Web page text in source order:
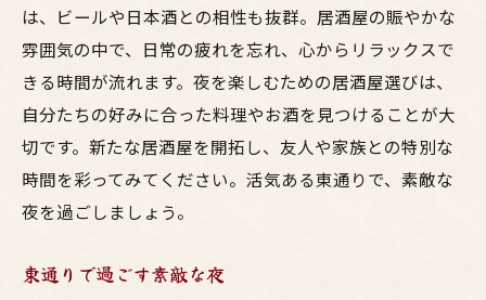
は、ビールや日本酒との相性も抜群。居酒屋の賑やかな
雰囲気の中で、日常の疲れを忘れ、心からリラックスで
きる時間が流れます。夜を楽しむための居酒屋選びは、
自分たちの好みに合った料理やお酒を見つけることが大
切です。新たな居酒屋を開拓し、友人や家族との特別な
時間を彩ってみてください。活気ある東通りで、素敵な
夜を過ごしましょう。
東通りで過ごす素敵な夜